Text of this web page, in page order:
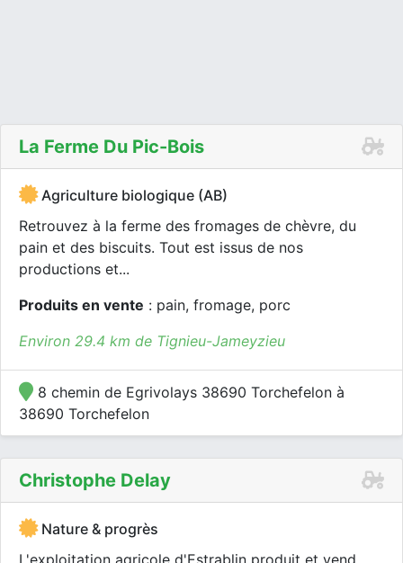
La Ferme Du Pic-Bois
Agriculture biologique (AB)
Retrouvez à la ferme des fromages de chèvre, du
pain et des biscuits. Tout est issus de nos
productions et...
Produits en vente : pain, fromage, porc
Environ 29.4 km de Tignieu-Jameyzieu
8 chemin de Egrivolays 38690 Torchefelon à
38690 Torchefelon
Christophe Delay
Nature & progrès
L'exploitation agricole d'Estrablin produit et vend